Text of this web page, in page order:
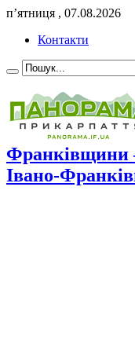
п’ятниця , 07.08.2026
Контакти
Франківщини
Івано-